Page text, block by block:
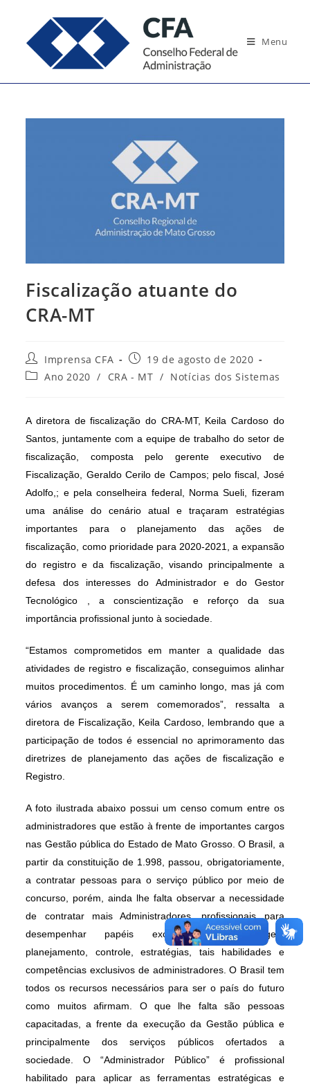
conteúdo
Menu
Fiscalização atuante do
CRA-MT
Autor
do
post:
Imprensa CFA
Post
publicado:
19 de agosto de 2020
Categoria
Ano 2020 / CRA - MT / Notícias dos Sistemas
A diretora de fiscalização do CRA-MT, Keila Cardoso do
Santos, juntamente com a equipe de trabalho do setor de
fiscalização, composta pelo gerente executivo de
Fiscalização, Geraldo Cerilo de Campos; pelo fiscal, José
Adolfo,; e pela conselheira federal, Norma Sueli, fizeram
uma análise do cenário atual e traçaram estratégias
importantes para o planejamento das ações de
fiscalização, como prioridade para 2020-2021, a expansão
do registro e da fiscalização, visando principalmente a
defesa dos interesses do Administrador e do Gestor
Tecnológico , a conscientização e reforço da sua
importância profissional junto à sociedade.
“Estamos comprometidos em manter a qualidade das
atividades de registro e fiscalização, conseguimos alinhar
muitos procedimentos. É um caminho longo, mas já com
vários avanços a serem comemorados”, ressalta a
diretora de Fiscalização, Keila Cardoso, lembrando que a
participação de todos é essencial no aprimoramento das
diretrizes de planejamento das ações de fiscalização e
Registro.
A foto ilustrada abaixo possui um censo comum entre os
administradores que estão à frente de importantes cargos
nas Gestão pública do Estado de Mato Grosso. O Brasil, a
partir da constituição de 1.998, passou, obrigatoriamente,
a contratar pessoas para o serviço público por meio de
concurso, porém, ainda lhe falta observar a necessidade
de contratar mais Administradores, profissionais para
desempenhar papéis exclusivos, que exigem
planejamento, controle, estratégias, tais habilidades e
competências exclusivos de administradores. O Brasil tem
todos os recursos necessários para ser o país do futuro
como muitos afirmam. O que lhe falta são pessoas
capacitadas, a frente da execução da Gestão pública e
principalmente dos serviços públicos ofertados a
sociedade. O “Administrador Público” é profissional
habilitado para aplicar as ferramentas estratégicas e